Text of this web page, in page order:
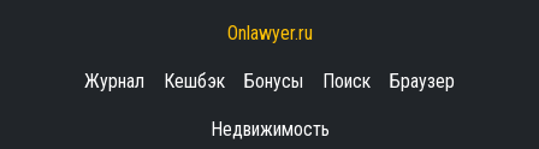
Onlawyer.ru
Журнал Кешбэк Бонусы Поиск Браузер
Недвижимость